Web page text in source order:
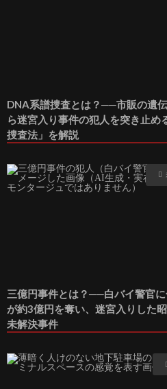
DNA系譜捜査とは？──市販の遺
ら迷宮入り事件の犯人を突き止め
捜査法」を解説
三億円事件とは？──白バイ警官
が約3億円を奪い、迷宮入りした
未解決事件